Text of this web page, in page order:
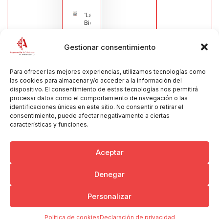
Gestionar consentimiento
Para ofrecer las mejores experiencias, utilizamos tecnologías como
las cookies para almacenar y/o acceder a la información del
dispositivo. El consentimiento de estas tecnologías nos permitirá
procesar datos como el comportamiento de navegación o las
identificaciones únicas en este sitio. No consentir o retirar el
consentimiento, puede afectar negativamente a ciertas
características y funciones.
Aceptar
Denegar
Personalizar
Política de cookiesDeclaración de privacidad
‘La
Bienvenida’,
estampa de
de la Virgen
Muñoz
Muñoz,
anuncia las
Fiestas
Patronales
2026
30/07/2026
Copyright © 2026 Ayuntamiento de Argamasilla de Calatrava
Politica de Privacidad y Aviso Legal